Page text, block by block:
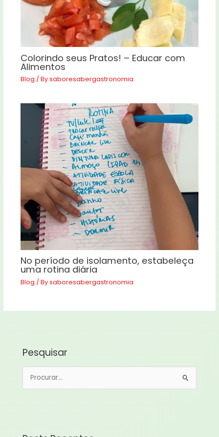
Colorindo seus Pratos! – Educar com
Alimentos
Blog / Bysaboresabergastronomia
No período de isolamento, estabeleça
uma rotina diária
Blog / Bysaboresabergastronomia
Pesquisar